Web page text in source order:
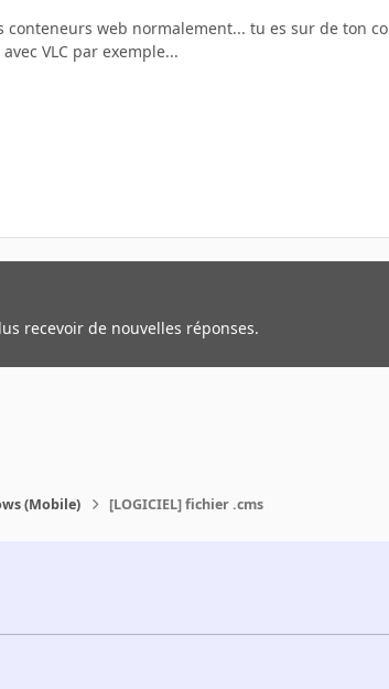
conteneurs web normalement... tu es sur de ton
VLC par exemple...
recevoir de nouvelles réponses.
(Mobile) [LOGICIEL] fichier .cms